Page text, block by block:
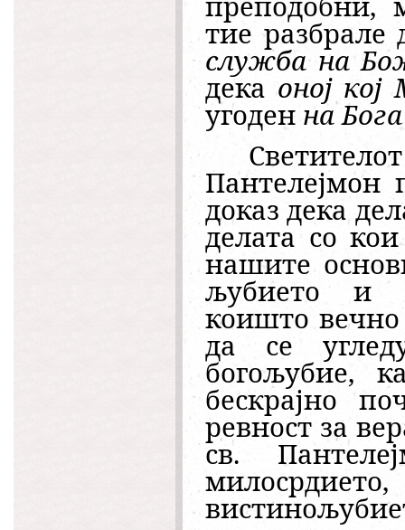
тие разбрале
служба на
декаоној
угоден на
Пантелејмон
доказ дека
делата со
нашите
љубието и
коишто вечно
да се
богољубие,
бескрајно
ревност за
св.